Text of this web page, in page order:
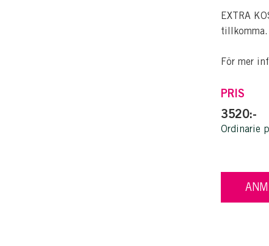
EXTRA
tillkomma.
För mer
PRIS
3520:-
Ordinarie